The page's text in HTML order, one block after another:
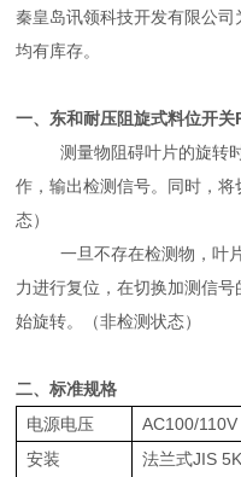
秦皇岛讯领科技开发有限公
均有库存。
一、 东和耐压阻旋式料位开关
测量物阻碍叶片的旋转
作，输出检测信号。同时，
态）
一旦不存在检测物，叶
力进行复位，在切换加测信
始旋转。（非检测状态）
二、标准规格
电源电压
AC100/
安装
法兰式JIS